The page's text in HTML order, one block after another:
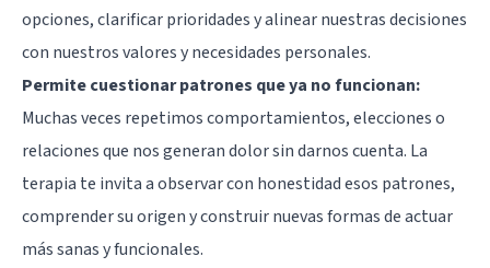
opciones, clarificar prioridades y alinear nuestras decisiones
con nuestros valores y necesidades personales.
Permite cuestionar patrones que ya no funcionan:
Muchas veces repetimos comportamientos, elecciones o
relaciones que nos generan dolor sin darnos cuenta. La
terapia te invita a observar con honestidad esos patrones,
comprender su origen y construir nuevas formas de actuar
más sanas y funcionales.